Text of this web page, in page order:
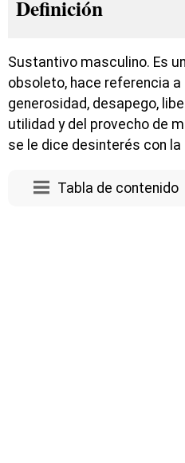
Definición
Sustantivo masculino. Es
obsoleto, hace referencia a
generosidad, desapego,
utilidad y del provecho de
se le dice desinterés con
Tabla de contenido